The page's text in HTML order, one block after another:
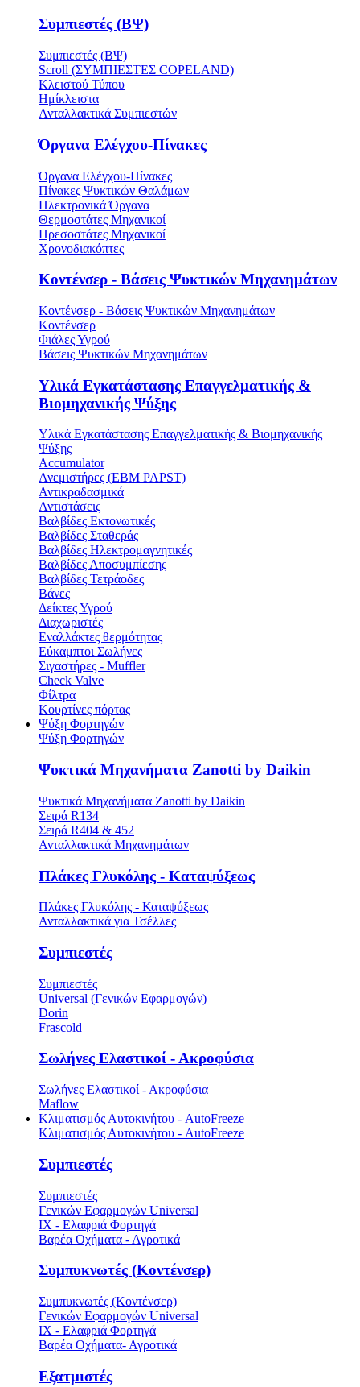
Συμπιεστές (ΒΨ)
Συμπιεστές (ΒΨ)
Scroll (ΣΥΜΠΙΕΣΤΕΣ COPELAND)
Κλειστού Τύπου
Ημίκλειστα
Ανταλλακτικά Συμπιεστών
Όργανα Ελέγχου-Πίνακες
Όργανα Ελέγχου-Πίνακες
Πίνακες Ψυκτικών Θαλάμων
Ηλεκτρονικά Όργανα
Θερμοστάτες Μηχανικοί
Πρεσοστάτες Μηχανικοί
Χρονοδιακόπτες
Κοντένσερ - Βάσεις Ψυκτικών Μηχανημάτων
Κοντένσερ - Βάσεις Ψυκτικών Μηχανημάτων
Κοντένσερ
Φιάλες Υγρού
Βάσεις Ψυκτικών Μηχανημάτων
Υλικά Εγκατάστασης Επαγγελματικής &
Βιομηχανικής Ψύξης
Υλικά Εγκατάστασης Επαγγελματικής & Βιομηχανικής
Ψύξης
Accumulator
Ανεμιστήρες (ΕΒΜ PAPST)
Αντικραδασμικά
Αντιστάσεις
Βαλβίδες Εκτονωτικές
Βαλβίδες Σταθεράς
Βαλβίδες Ηλεκτρομαγνητικές
Βαλβίδες Αποσυμπίεσης
Βαλβίδες Τετράοδες
Βάνες
Δείκτες Υγρού
Διαχωριστές
Εναλλάκτες θερμότητας
Εύκαμπτοι Σωλήνες
Σιγαστήρες - Muffler
Check Valve
Φίλτρα
Κουρτίνες πόρτας
Ψύξη Φορτηγών
Ψύξη Φορτηγών
Ψυκτικά Μηχανήματα Zanotti by Daikin
Ψυκτικά Μηχανήματα Zanotti by Daikin
Σειρά R134
Σειρά R404 & 452
Ανταλλακτικά Μηχανημάτων
Πλάκες Γλυκόλης - Καταψύξεως
Πλάκες Γλυκόλης - Καταψύξεως
Ανταλλακτικά για Τσέλλες
Συμπιεστές
Συμπιεστές
Universal (Γενικών Εφαρμογών)
Dorin
Frascold
Σωλήνες Ελαστικοί - Ακροφύσια
Σωλήνες Ελαστικοί - Ακροφύσια
Maflow
Κλιματισμός Αυτοκινήτου - AutoFreeze
Κλιματισμός Αυτοκινήτου - AutoFreeze
Συμπιεστές
Συμπιεστές
Γενικών Εφαρμογών Universal
ΙΧ - Ελαφριά Φορτηγά
Βαρέα Οχήματα - Αγροτικά
Συμπυκνωτές (Κοντένσερ)
Συμπυκνωτές (Κοντένσερ)
Γενικών Εφαρμογών Universal
ΙΧ - Ελαφριά Φορτηγά
Βαρέα Οχήματα- Αγροτικά
Εξατμιστές